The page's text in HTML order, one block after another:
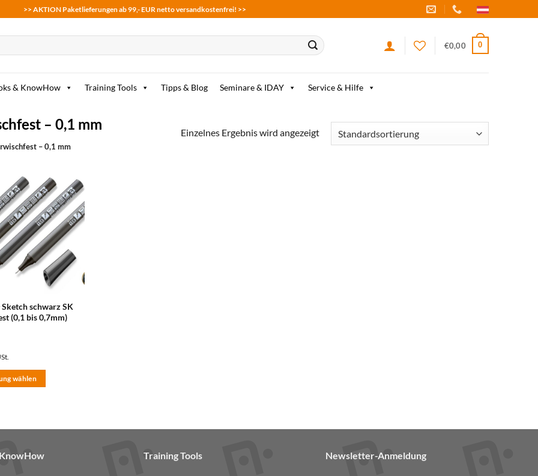
>> AKTION Paketlieferungen ab 99,- EUR netto versandkostenfrei! >>
€0,00 0
& KnowHow Training Tools Tipps & Blog Seminare & IDAY Service & Hilfe
– 0,1 mm
– 0,1 mm
Einzelnes Ergebnis wird angezeigt
zum
Merkzettel
hinzufügen
schwarz SK
(0,1 bis 0,7mm)
wählen
Training Tools Newsletter-Anmeldung